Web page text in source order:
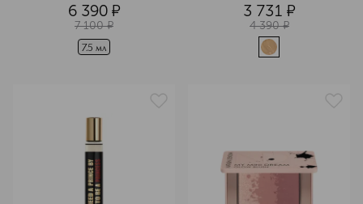
6 390 ¤
7 100 ¤
7.5 мл
3 731 ¤
4 390 ¤